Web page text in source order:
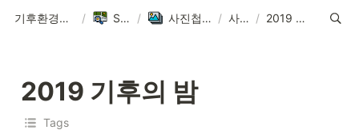
기후환경에너지학과 / Sitemap / 사진첩 ∙ Pictures / 사진첩 / 2019 기후의 밤
2019 기후의 밤
Tags